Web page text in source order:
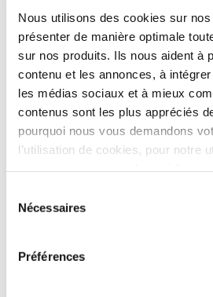
Nous utilisons des cookies sur
présenter de manière optimale
sur nos produits. Ils nous aident à
contenu et les annonces, à
les médias sociaux et à mieux
contenus sont les plus appréciés
pourquoi nous vous demandons
l’utilisation de cookies, pour notre
ces informations avec d’autres
avez fournies ou qu’ils ont
Nécessaires
Préférences
Pays*
Votre choix d’ouvrant